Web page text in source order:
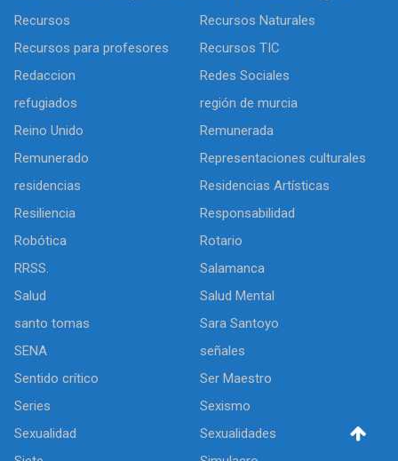
Recursos
Recursos Naturales
Recursos para profesores
Recursos TIC
Redaccion
Redes Sociales
refugiados
región de murcia
Reino Unido
Remunerada
Remunerado
Representaciones culturales
residencias
Residencias Artísticas
Resiliencia
Responsabilidad
Robótica
Rotario
RRSS.
Salamanca
Salud
Salud Mental
santo tomas
Sara Santoyo
SENA
señales
Sentido crítico
Ser Maestro
Series
Sexismo
Sexualidad
Sexualidades